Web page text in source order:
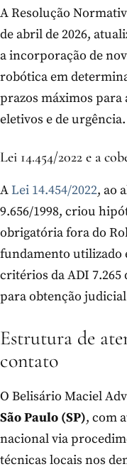
A Resolução
de abril de 2026,
a incorporação de
robótica em
prazos máximos
eletivos e de urgência.
Lei 14.454/2022 e a
ALei 14.454/2022, ao
9.656/1998, criou
obrigatória fora do
fundamento utilizado
critérios da ADI 7.265
para obtenção
Estrutura de
contato
O Belisário Maciel
São Paulo (SP), com
nacional via
técnicas locais nos